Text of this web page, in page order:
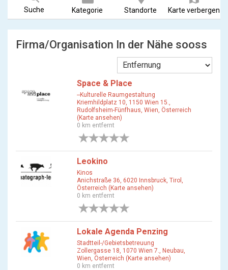
Suche Kategorie Standorte Karte verbergen
Firma/Organisation In der Nähe sooss
Space & Place
--Kulturelle Raumgestaltung
Kriemhildplatz 10, 1150 Wien 15.,
Rudolfsheim-Fünfhaus, Wien, Österreich
(Karte ansehen)
0 km entfernt
Leokino
Kinos
Anichstraße 36, 6020 Innsbruck, Tirol,
Österreich (Karte ansehen)
0 km entfernt
Lokale Agenda Penzing
Stadtteil-/Gebietsbetreuung
Zollergasse 18, 1070 Wien 7., Neubau,
Wien, Österreich (Karte ansehen)
0 km entfernt